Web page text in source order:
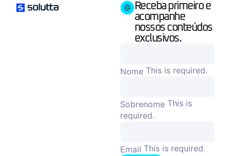
Receba primeiro e
acompanhe
nossos conteúdos
exclusivos.
Nome This is required.
Sobrenome This is
required.
Email This is required.